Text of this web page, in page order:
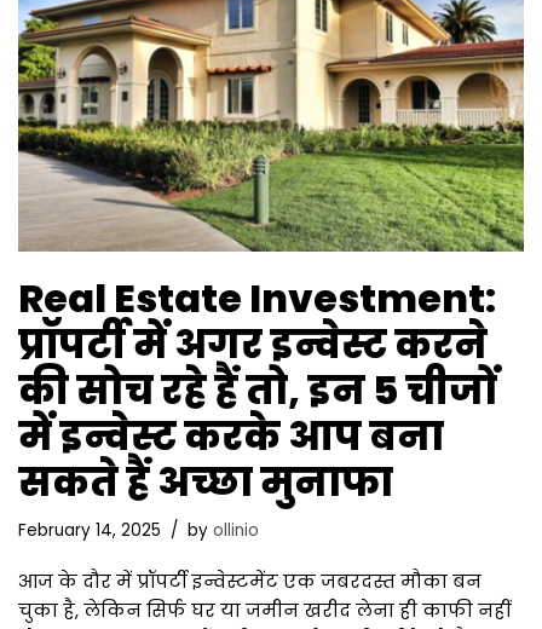
Real Estate Investment:
प्रॉपर्टी में अगर इन्वेस्ट करने
की सोच रहे हैं तो, इन 5 चीजों
में इन्वेस्ट करके आप बना
सकते हैं अच्छा मुनाफा
February 14, 2025 by ollinio
आज के दौर में प्रॉपर्टी इन्वेस्टमेंट एक जबरदस्त मौका बन
चुका है, लेकिन सिर्फ घर या जमीन खरीद लेना ही काफी नहीं